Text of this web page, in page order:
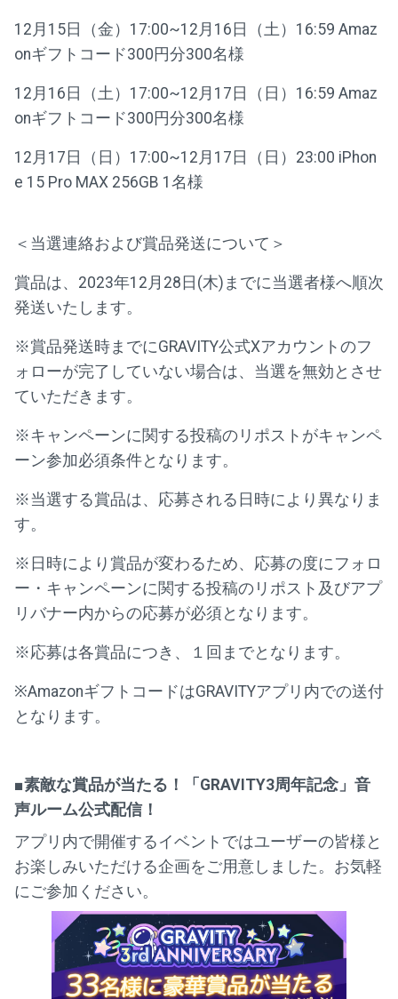
12月15日（金）17:00~12月16日（土）16:59 Amaz
onギフトコード300円分300名様
12月16日（土）17:00~12月17日（日）16:59 Amaz
onギフトコード300円分300名様
12月17日（日）17:00~12月17日（日）23:00 iPhon
e 15 Pro MAX 256GB 1名様
＜当選連絡および賞品発送について＞
賞品は、2023年12月28日(木)までに当選者様へ順次
発送いたします。
※賞品発送時までにGRAVITY公式Xアカウントのフ
ォローが完了していない場合は、当選を無効とさせ
ていただきます。
※キャンペーンに関する投稿のリポストがキャンペ
ーン参加必須条件となります。
※当選する賞品は、応募される日時により異なりま
す。
※日時により賞品が変わるため、応募の度にフォロ
ー・キャンペーンに関する投稿のリポスト及びアプ
リバナー内からの応募が必須となります。
※応募は各賞品につき、１回までとなります。
※AmazonギフトコードはGRAVITYアプリ内での送付
となります。
■素敵な賞品が当たる！「GRAVITY3周年記念」音
声ルーム公式配信！
アプリ内で開催するイベントではユーザーの皆様と
お楽しみいただける企画をご用意しました。お気軽
にご参加ください。